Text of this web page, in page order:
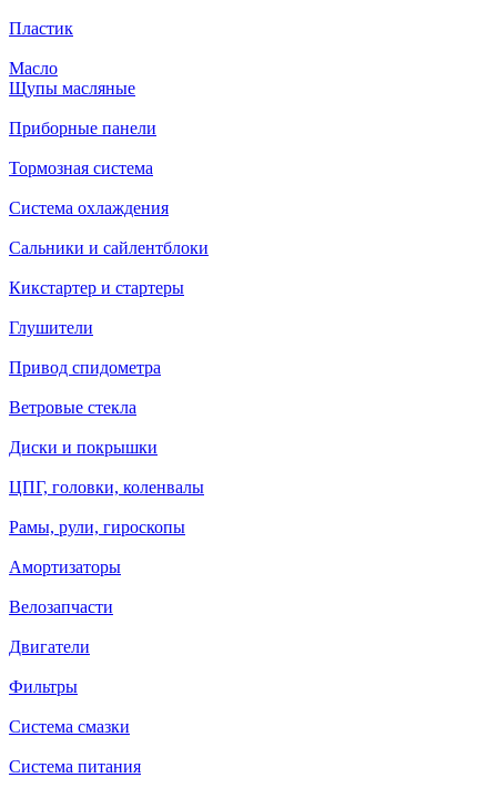
Пластик
Масло
Щупы масляные
Приборные панели
Тормозная система
Система охлаждения
Сальники и сайлентблоки
Кикстартер и стартеры
Глушители
Привод спидометра
Ветровые стекла
Диски и покрышки
ЦПГ, головки, коленвалы
Рамы, рули, гироскопы
Амортизаторы
Велозапчасти
Двигатели
Фильтры
Система смазки
Система питания